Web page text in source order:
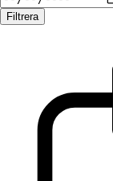
Filtrera